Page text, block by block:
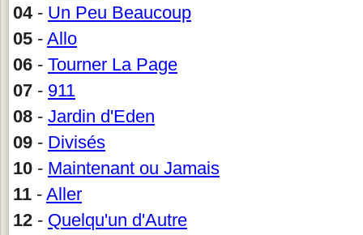
04- Un Peu Beaucoup
05 - Allo
06 - Tourner La Page
07 - 911
08 - Jardin d'Eden
09 - Divisés
10 - Maintenant ou Jamais
11 - Aller
12 - Quelqu'un d'Autre